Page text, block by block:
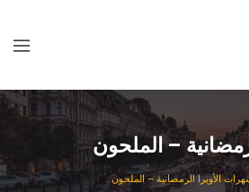
– الملحون
الأوبرا الرمضانية – الملحون